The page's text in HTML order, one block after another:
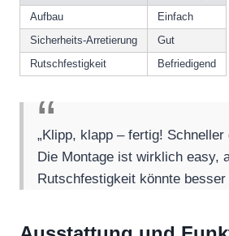
Aufbau
Einfach
Sicherheits-Arretierung
Gut
Rutschfestigkeit
Befriedigend
„Klipp, klapp – fertig! Schneller
Die Montage ist wirklich easy,
Rutschfestigkeit könnte besser